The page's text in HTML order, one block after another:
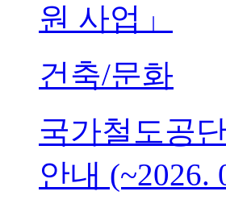
원 사업」
건축/문화
국가철도공
안내 (~2026.